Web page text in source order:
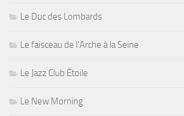
Le Duc des Lombards
Le faisceau de l'Arche à la Seine
Le Jazz Club Étoile
Le New Morning